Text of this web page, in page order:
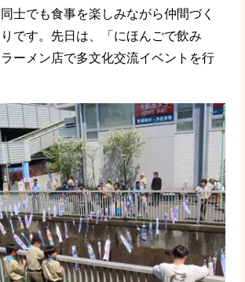
士でも食事を楽しみながら仲間づく
です。先日は、「にほんごで飲み
ーメン店で多文化交流イベントを行